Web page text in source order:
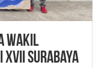
Wakil
Surabaya